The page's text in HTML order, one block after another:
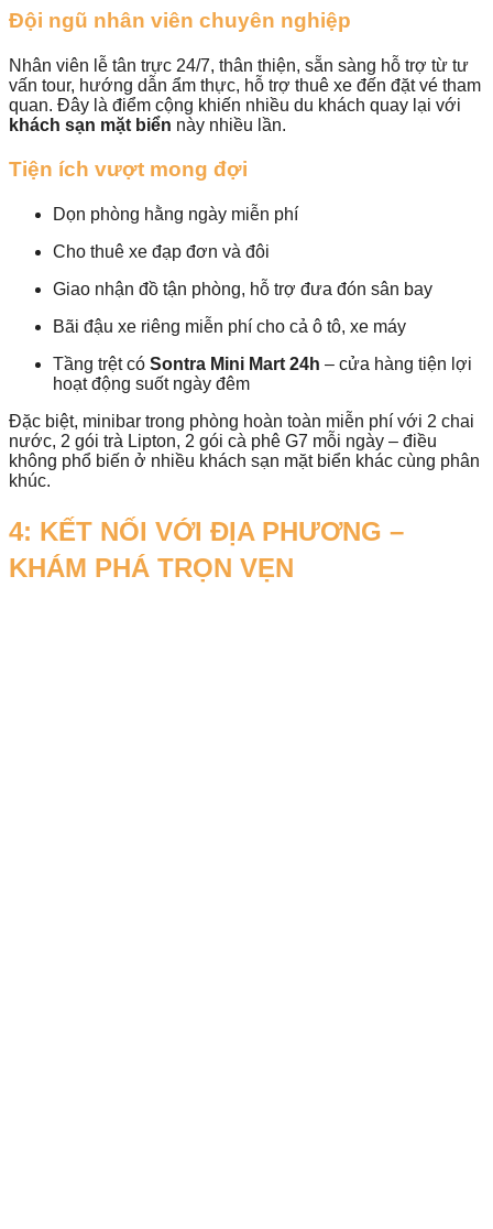
Đội ngũ nhân viên chuyên nghiệp
Nhân viên lễ tân trực 24/7, thân thiện, sẵn sàng hỗ trợ từ tư
vấn tour, hướng dẫn ẩm thực, hỗ trợ thuê xe đến đặt vé tham
quan. Đây là điểm cộng khiến nhiều du khách quay lại với
khách sạn mặt biển này nhiều lần.
Tiện ích vượt mong đợi
Dọn phòng hằng ngày miễn phí
Cho thuê xe đạp đơn và đôi
Giao nhận đồ tận phòng, hỗ trợ đưa đón sân bay
Bãi đậu xe riêng miễn phí cho cả ô tô, xe máy
Tầng trệt có Sontra Mini Mart 24h – cửa hàng tiện lợi
hoạt động suốt ngày đêm
Đặc biệt, minibar trong phòng hoàn toàn miễn phí với 2 chai
nước, 2 gói trà Lipton, 2 gói cà phê G7 mỗi ngày – điều
không phổ biến ở nhiều khách sạn mặt biển khác cùng phân
khúc.
4: KẾT NỐI VỚI ĐỊA PHƯƠNG –
KHÁM PHÁ TRỌN VẸN